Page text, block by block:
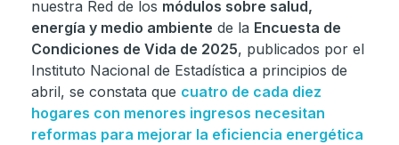
nuestra Red de los módulos sobre salud,
energía y medio ambiente de la Encuesta de
Condiciones de Vida de 2025, publicados por el
Instituto Nacional de Estadística a principios de
abril, se constata que cuatro de cada diez
hogares con menores ingresos necesitan
reformas para mejorar la eficiencia energética